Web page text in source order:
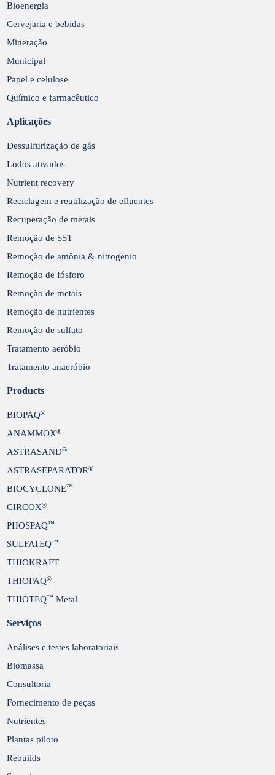
Bioenergia
Cervejaria e bebidas
Mineração
Municipal
Papel e celulose
Químico e farmacêutico
Aplicações
Dessulfurização de gás
Lodos ativados
Nutrient recovery
Reciclagem e reutilização de efluentes
Recuperação de metais
Remoção de SST
Remoção de amônia & nitrogênio
Remoção de fósforo
Remoção de metais
Remoção de nutrientes
Remoção de sulfato
Tratamento aeróbio
Tratamento anaeróbio
Products
BIOPAQ®
ANAMMOX®
ASTRASAND®
ASTRASEPARATOR®
BIOCYCLONE™
CIRCOX®
PHOSPAQ™
SULFATEQ™
THIOKRAFT
THIOPAQ®
THIOTEQ™ Metal
Serviços
Análises e testes laboratoriais
Biomassa
Consultoria
Fornecimento de peças
Nutrientes
Plantas piloto
Rebuilds